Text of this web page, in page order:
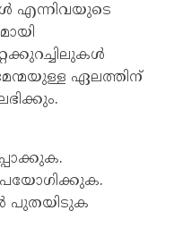
എന്നിവയുടെ
ഏലത്തിന്
പുതയിടുക